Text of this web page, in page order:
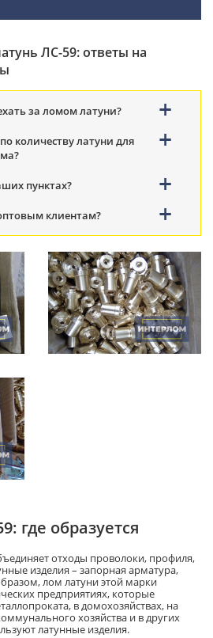
ЛС-59: ответы на
за ломом латуни?
количеству латуни для
пунктах?
клиентам?
где образуется
отходы проволоки, профиля,
изделия – запорная арматура,
лом латуни этой марки
предприятиях, которые
в домохозяйствах, на
хозяйства и в других
латунные изделия.